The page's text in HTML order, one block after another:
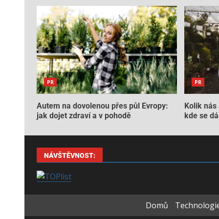
PR
Autem na dovolenou přes půl Evropy:
jak dojet zdraví a v pohodě
PR
Kolik nás
kde se
NÁVŠTĚVNOST:
Domů